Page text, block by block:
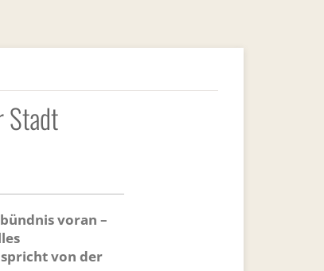
Stadt
voran –
von der